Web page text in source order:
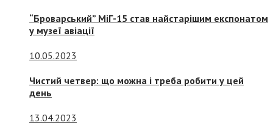
“Броварський” МіГ-15 став найстарішим експонатом
у музеї авіації
10.05.2023
Чистий четвер: що можна і треба робити у цей
день
13.04.2023